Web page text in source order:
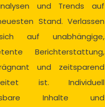
und Trends auf
Stand. Verlassen
auf unabhängige,
Berichterstattung,
und zeitsparend
ist. Individuell
Inhalte und